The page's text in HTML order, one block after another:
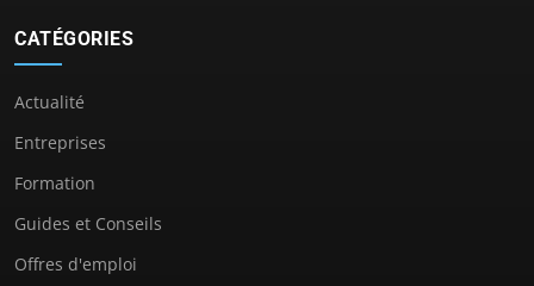
CATÉGORIES
Actualité
Entreprises
Formation
Guides et Conseils
Offres d'emploi